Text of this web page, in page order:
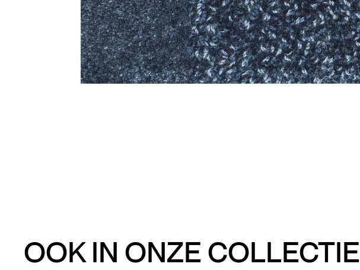
OOK IN ONZE COLLECTIE